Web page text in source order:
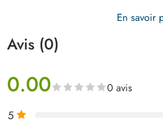
confort et durabilité sur tous vos
En savoir
Avis (0)
0.00 0 avis
5